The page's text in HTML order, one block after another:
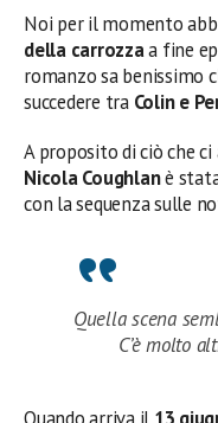
Noi per il momento
della carrozzaa fine
romanzo sa benissimo
succedere tra Colin e
A proposito di ciò che
Nicola Coughlanè
con la sequenza sulle
Quella scena
C’è molto
Quando arriva il 13